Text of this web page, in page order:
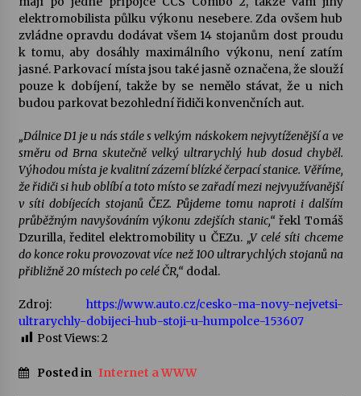
13. 7. 2026
Varhanní recitál Michala Novenka v Klášteře
Želiv
3. 7. 2026
30. 6. 2026
elektromobilista půlku výkonu nesebere. Zda ovšem hub
zvládne opravdu dodávat všem 14 stojanům dost proudu
k tomu, aby dosáhly maximálního výkonu, není zatím
jasné. Parkovací místa jsou také jasně označena, že slouží
pouze k dobíjení, takže by se nemělo stávat, že u nich
budou parkovat bezohlední řidiči konvenčních aut.
„Dálnice D1 je u nás stále s velkým náskokem nejvytíženější a ve
směru od Brna skutečně velký ultrarychlý hub dosud chyběl.
Výhodou místa je kvalitní zázemí blízké čerpací stanice. Věříme,
že řidiči si hub oblíbí a toto místo se zařadí mezi nejvyužívanější
v síti dobíjecích stojanů ČEZ. Půjdeme tomu naproti i dalším
průběžným navyšováním výkonu zdejších stanic,“řekl Tomáš
Dzurilla, ředitel elektromobility u ČEZu. „V celé síti chceme
do konce roku provozovat více než 100 ultrarychlých stojanů na
přibližně 20 místech po celé ČR,“dodal.
Zdroj: https://www.auto.cz/cesko-ma-novy-nejvetsi-
ultrarychly-dobijeci-hub-stoji-u-humpolce-153607
Post Views:2
Posted in Internet a WWW